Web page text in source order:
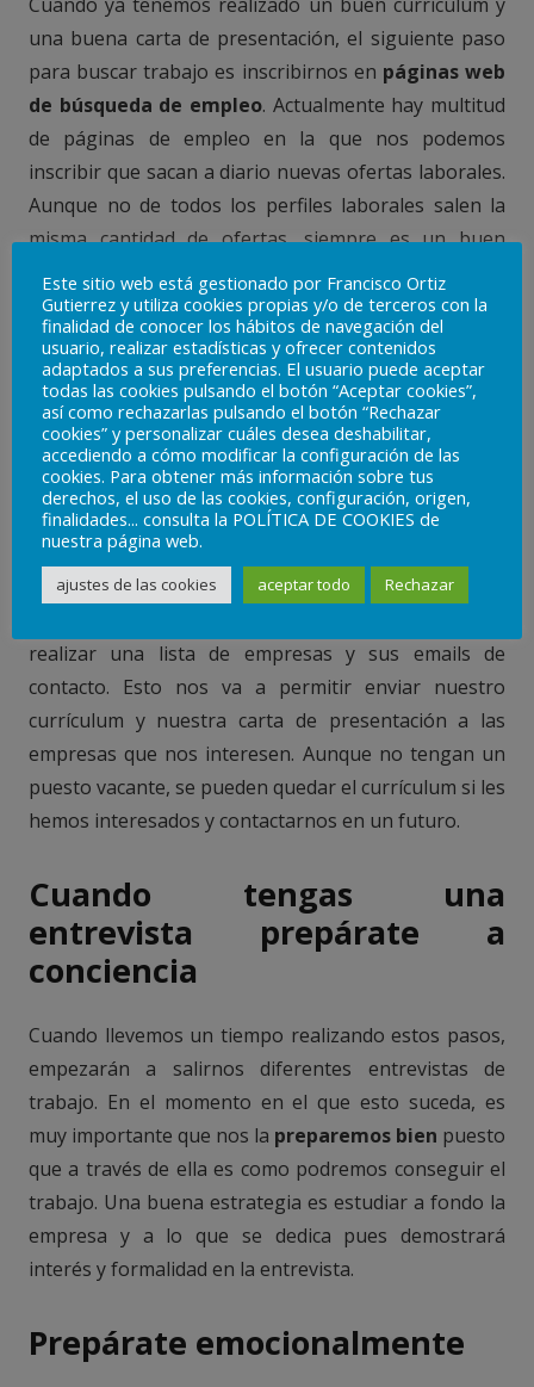
Cuando ya tenemos realizado un buen currículum y
una buena carta de presentación, el siguiente paso
para buscar trabajo es inscribirnos en páginas web
de búsqueda de empleo. Actualmente hay multitud
de páginas de empleo en la que nos podemos
inscribir que sacan a diario nuevas ofertas laborales.
Aunque no de todos los perfiles laborales salen la
misma cantidad de ofertas, siempre es un buen
punto de inicio para empezar a buscar trabajo.
Haz una lista de las empresas
en las que te gustaría
trabajar
Además de inscribirnos en las páginas web de
empleo, también es positivo que tomemos la
iniciativa ypresentemos nuestra candidatura
empresas que nos interesen. Por ello, el siguiente a
realizar una lista de empresas y sus emails de
contacto. Esto nos va a permitir enviar nuestro
currículum y nuestra carta de presentación a las
empresas que nos interesen. Aunque no tengan un
puesto vacante, se pueden quedar el currículum si les
hemos interesados y contactarnos en un futuro.
Cuando tengas una
entrevista prepárate a
conciencia
Cuando llevemos un tiempo realizando estos pasos,
empezarán a salirnos diferentes entrevistas de
trabajo. En el momento en el que esto suceda, es
muy importante que nos la preparemos bien puesto
que a través de ella es como podremos conseguir el
trabajo. Una buena estrategia es estudiar a fondo la
empresa y a lo que se dedica pues demostrará
interés y formalidad en la entrevista.
Prepárate emocionalmente
Este sitio web está gestionado por Francisco Ortiz
Gutierrez y utiliza cookies propias y/o de terceros con la
finalidad de conocer los hábitos de navegación del
usuario, realizar estadísticas y ofrecer contenidos
adaptados a sus preferencias. El usuario puede aceptar
todas las cookies pulsando el botón “Aceptar cookies”,
así como rechazarlas pulsando el botón “Rechazar
cookies” y personalizar cuáles desea deshabilitar,
accediendo a cómo modificar la configuración de las
cookies. Para obtener más información sobre tus
derechos, el uso de las cookies, configuración, origen,
finalidades... consulta la POLÍTICA DE COOKIES de
nuestra página web.
ajustes de las cookies aceptar todo Rechazar